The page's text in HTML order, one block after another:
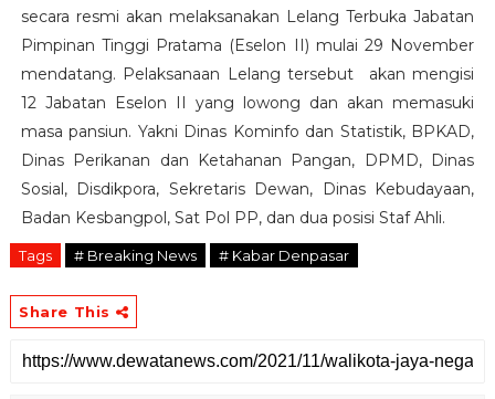
secara resmi akan melaksanakan Lelang Terbuka Jabatan
Pimpinan Tinggi Pratama (Eselon II) mulai 29 November
mendatang. Pelaksanaan Lelang tersebut akan mengisi
12 Jabatan Eselon II yang lowong dan akan memasuki
masa pansiun. Yakni Dinas Kominfo dan Statistik, BPKAD,
Dinas Perikanan dan Ketahanan Pangan, DPMD, Dinas
Sosial, Disdikpora, Sekretaris Dewan, Dinas Kebudayaan,
Badan Kesbangpol, Sat Pol PP, dan dua posisi Staf Ahli.
Tags # Breaking News # Kabar Denpasar
Share This